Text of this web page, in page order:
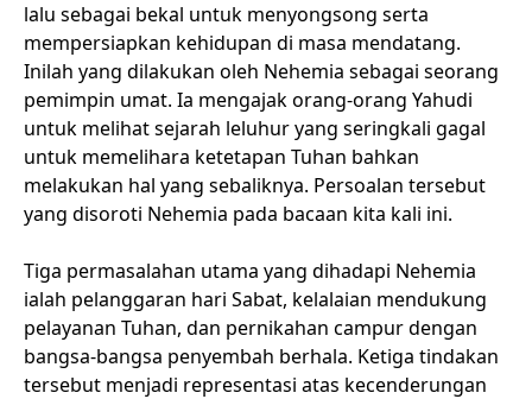
lalu sebagai bekal untuk menyongsong serta
mempersiapkan kehidupan di masa mendatang.
Inilah yang dilakukan oleh Nehemia sebagai seorang
pemimpin umat. Ia mengajak orang-orang Yahudi
untuk melihat sejarah leluhur yang seringkali gagal
untuk memelihara ketetapan Tuhan bahkan
melakukan hal yang sebaliknya. Persoalan tersebut
yang disoroti Nehemia pada bacaan kita kali ini.
Tiga permasalahan utama yang dihadapi Nehemia
ialah pelanggaran hari Sabat, kelalaian mendukung
pelayanan Tuhan, dan pernikahan campur dengan
bangsa-bangsa penyembah berhala. Ketiga tindakan
tersebut menjadi representasi atas kecenderungan